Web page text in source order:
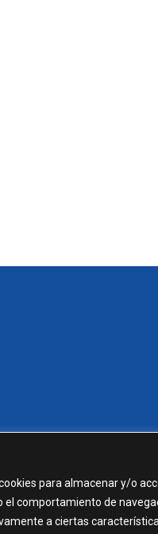
para almacenar y/o
comportamiento de
a ciertas